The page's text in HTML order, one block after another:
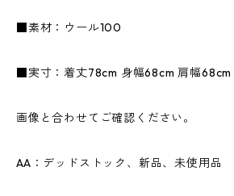
■素材：ウール100
■実寸：着丈78cm 身幅68cm 肩幅68cm
画像と合わせてご確認ください。
AA：デッドストック、新品、未使用品